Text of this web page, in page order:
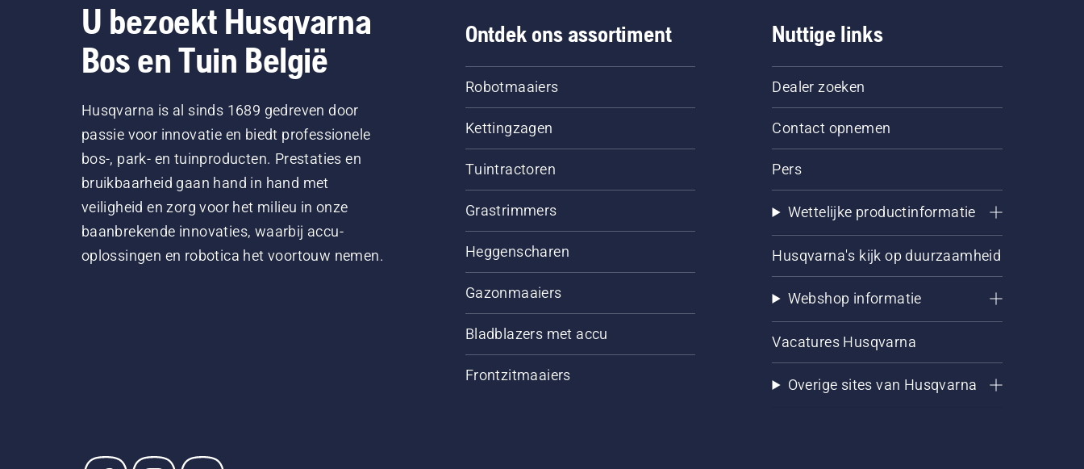
U bezoekt Husqvarna
Bos en Tuin België
Husqvarna is al sinds 1689 gedreven door
passie voor innovatie en biedt professionele
bos-, park- en tuinproducten. Prestaties en
bruikbaarheid gaan hand in hand met
veiligheid en zorg voor het milieu in onze
baanbrekende innovaties, waarbij accu-
oplossingen en robotica het voortouw nemen.
Ontdek ons assortiment
Robotmaaiers
Kettingzagen
Tuintractoren
Grastrimmers
Heggenscharen
Gazonmaaiers
Bladblazers met accu
Frontzitmaaiers
Nuttige links
Dealer zoeken
Contact opnemen
Pers
Wettelijke productinformatie
Husqvarna's kijk op duurzaamheid
Webshop informatie
Vacatures Husqvarna
Overige sites van Husqvarna